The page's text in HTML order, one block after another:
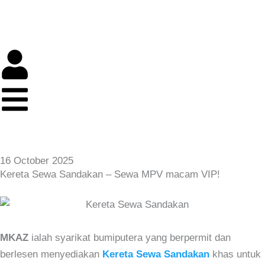
16 October 2025
Kereta Sewa Sandakan – Sewa MPV macam VIP!
MKAZ ialah syarikat bumiputera yang berpermit dan
berlesen menyediakan Kereta Sewa Sandakan khas untuk